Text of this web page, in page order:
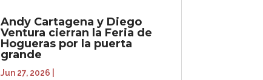
Andy Cartagena y Diego
Ventura cierran la Feria de
Hogueras por la puerta
grande
Jun 27, 2026